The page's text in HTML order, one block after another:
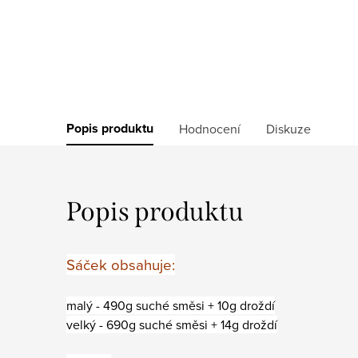
Popis produktu Hodnocení Diskuze
Popis produktu
Sáček obsahuje:
malý - 490g suché směsi + 10g droždí
velký - 690g suché směsi + 14g droždí